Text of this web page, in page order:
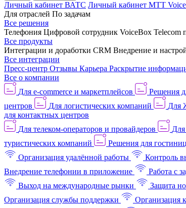
Личный кабинет ВАТС Личный кабинет МТТ
Для отраслей По задачам
Все решения
Телефония Цифровой сотрудник VoiceBox Telecom
Все продукты
Интеграции и доработки CRM Внедрение и
Все интеграции
Пресс-центр Отзывы Карьера Раскрытие
Все о компании
Для e-commerce и маркетплейсов
Решения
центров
Для логистических компаний Для
для контактных центров
Для телеком-операторов и провайдеров
Для
туристических компаний
Решения для
Организация удалённой работы
Контроль
Внедрение телефонии в приложение
Работа с
Выход на международные рынки
Защита
Организация службы поддержки
Организация